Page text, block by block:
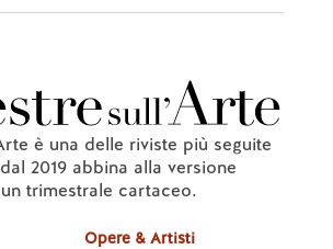
è una delle riviste più seguite
2019 abbina alla versione
trimestrale cartaceo.
Opere & Artisti